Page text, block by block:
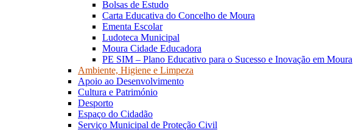
Bolsas de Estudo
Carta Educativa do Concelho de Moura
Ementa Escolar
Ludoteca Municipal
Moura Cidade Educadora
PE SIM – Plano Educativo para o Sucesso e Inovação em Moura
Ambiente, Higiene e Limpeza
Apoio ao Desenvolvimento
Cultura e Património
Desporto
Espaço do Cidadão
Serviço Municipal de Proteção Civil